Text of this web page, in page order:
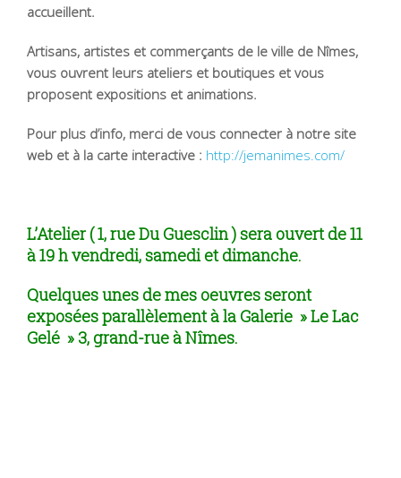
accueillent.
Artisans, artistes et commerçants de le ville de Nîmes,
vous ouvrent leurs ateliers et boutiques et vous
proposent expositions et animations.
Pour plus d’info, merci de vous connecter à notre site
web et à la carte interactive : http://jemanimes.com/
L’Atelier ( 1, rue Du Guesclin ) sera ouvert de 11
à 19 h vendredi, samedi et dimanche.
Quelques unes de mes oeuvres seront
exposées parallèlement à la Galerie » Le Lac
Gelé » 3, grand-rue à Nîmes.